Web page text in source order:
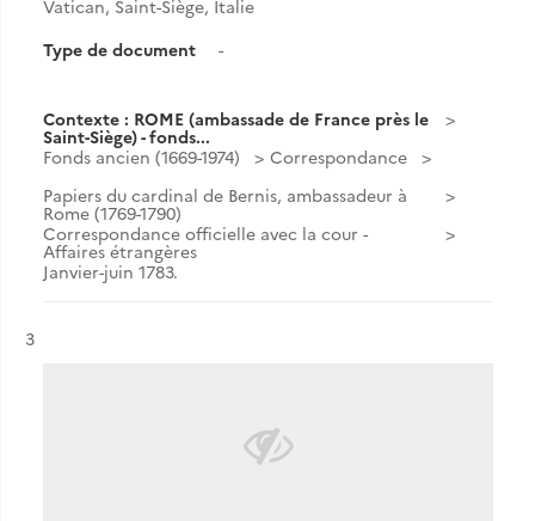
Vatican, Saint-Siège, Italie
Type de document
-
Contexte : ROME (ambassade de France près le
Saint-Siège) - fonds...
Fonds ancien (1669-1974)
Correspondance
Papiers du cardinal de Bernis, ambassadeur à
Rome (1769-1790)
Correspondance officielle avec la cour -
Affaires étrangères
Janvier-juin 1783.
Résultat n°
3